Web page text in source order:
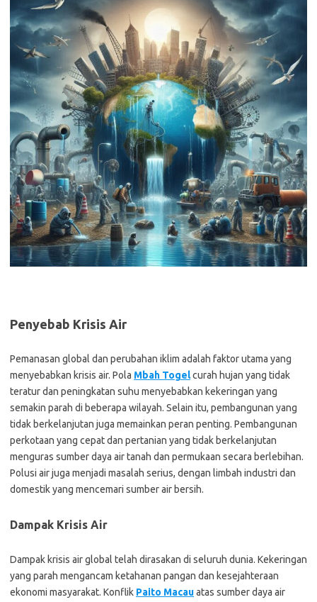
Penyebab Krisis Air
Pemanasan global dan perubahan iklim adalah faktor utama yang
menyebabkan krisis air. Pola Mbah Togelcurah hujan yang tidak
teratur dan peningkatan suhu menyebabkan kekeringan yang
semakin parah di beberapa wilayah. Selain itu, pembangunan yang
tidak berkelanjutan juga memainkan peran penting. Pembangunan
perkotaan yang cepat dan pertanian yang tidak berkelanjutan
menguras sumber daya air tanah dan permukaan secara berlebihan.
Polusi air juga menjadi masalah serius, dengan limbah industri dan
domestik yang mencemari sumber air bersih.
Dampak Krisis Air
Dampak krisis air global telah dirasakan di seluruh dunia. Kekeringan
yang parah mengancam ketahanan pangan dan kesejahteraan
ekonomi masyarakat. Konflik Paito Macauatas sumber daya air